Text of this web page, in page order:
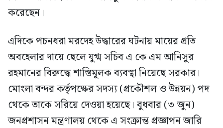
করেছেন।
এদিকে পচনধরা মরদেহ উদ্ধারের ঘটনায় মায়ের প্রতি
অবহেলার দায়ে ছেলে যুগ্ম সচিব এ কে এম আনিসুর
রহমানের বিরুদ্ধে শাস্তিমূলক ব্যবস্থা নিয়েছে সরকার।
মোংলা বন্দর কর্তৃপক্ষের সদস্য (প্রকৌশল ও উন্নয়ন) পদ
থেকে তাকে সরিয়ে দেওয়া হয়েছে। বুধবার (৩ জুন)
জনপ্রশাসন মন্ত্রণালয় থেকে এ সংক্রান্ত প্রজ্ঞাপন জারি